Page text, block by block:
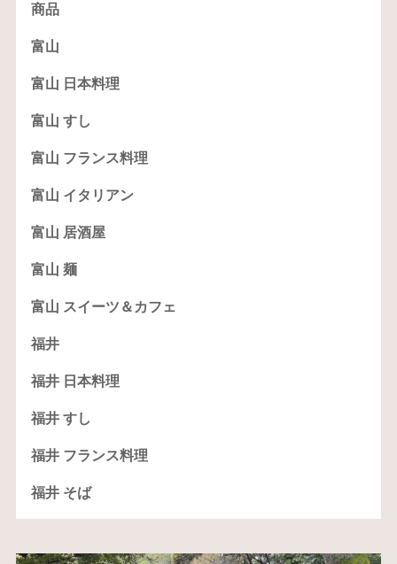
商品
富山
富山 日本料理
富山 すし
富山 フランス料理
富山 イタリアン
富山 居酒屋
富山 麺
富山 スイーツ＆カフェ
福井
福井 日本料理
福井 すし
福井 フランス料理
福井 そば